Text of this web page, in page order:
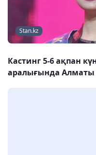
Stan.kz
Кастинг 5-6 ақпан
аралығында Алматы